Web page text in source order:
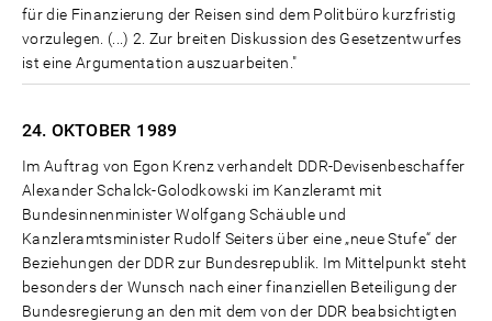
für die Finanzierung der Reisen sind dem Politbüro kurzfristig
vorzulegen. (...) 2. Zur breiten Diskussion des Gesetzentwurfes
ist eine Argumentation auszuarbeiten."
24. OKTOBER 1989
Im Auftrag von Egon Krenz verhandelt DDR-Devisenbeschaffer
Alexander Schalck-Golodkowski im Kanzleramt mit
Bundesinnenminister Wolfgang Schäuble und
Kanzleramtsminister Rudolf Seiters über eine „neue Stufe“ der
Beziehungen der DDR zur Bundesrepublik. Im Mittelpunkt steht
besonders der Wunsch nach einer finanziellen Beteiligung der
Bundesregierung an den mit dem von der DDR beabsichtigten